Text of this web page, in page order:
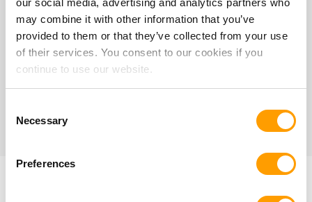
may combine it with other information that you’ve
provided to them or that they’ve collected from your use
of their services. You consent to our cookies if you
continue to use our website.
Selection
Necessary
Preferences
Torno CNC